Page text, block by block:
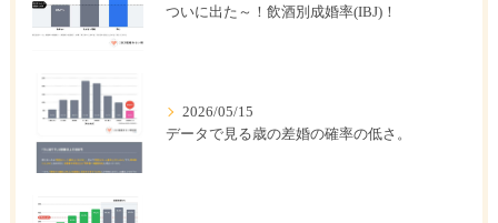
ついに出た～！飲酒別成婚率(IBJ)！
2026/05/15
データで見る歳の差婚の確率の低さ。